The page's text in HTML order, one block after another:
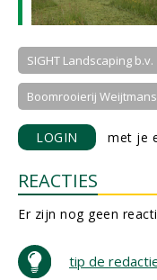
SIGHT Landscaping b.v.
Boomrooierij Weijtmans
LOGIN met je
REACTIES
Er zijn nog geen
tip de